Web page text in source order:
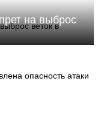
на выброс
опасность атаки